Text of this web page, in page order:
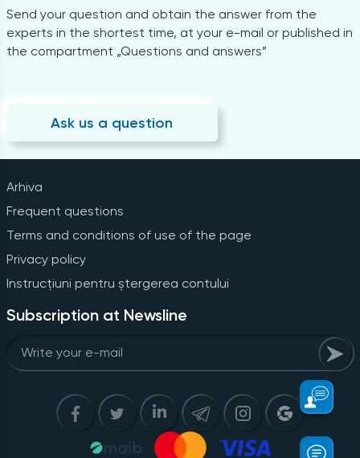
Send your question and obtain the answer from the
experts in the shortest time, at your e-mail or published in
the compartment „Questions and answers”
Ask us a question
Arhiva
Frequent questions
Terms and conditions of use of the page
Privacy policy
Instrucțiuni pentru ștergerea contului
Subscription at Newsline